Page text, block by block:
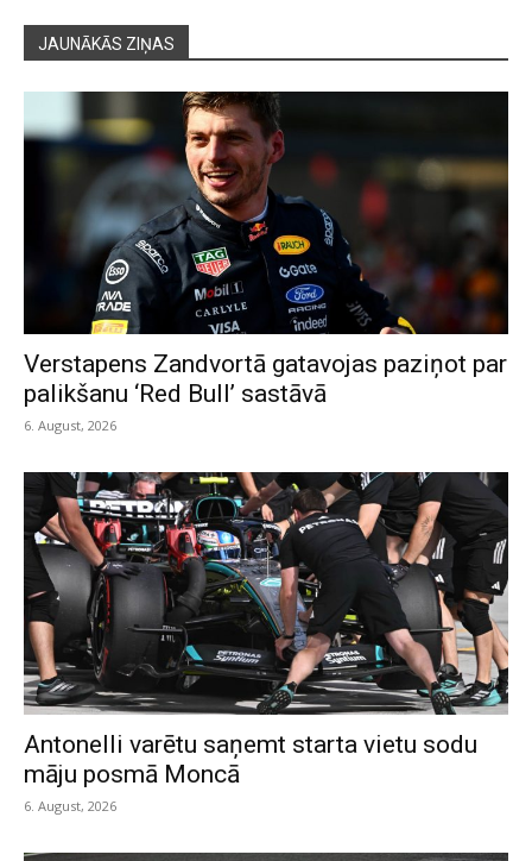
JAUNĀKĀS ZIŅAS
Verstapens Zandvortā gatavojas paziņot par
palikšanu ‘Red Bull’ sastāvā
6. August, 2026
Antonelli varētu saņemt starta vietu sodu
māju posmā Moncā
6. August, 2026